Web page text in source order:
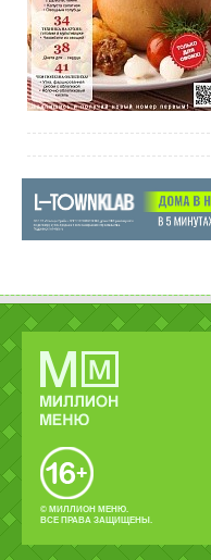
© МИЛЛИОН МЕНЮ.
ВСЕ ПРАВА ЗАЩИЩЕНЫ.